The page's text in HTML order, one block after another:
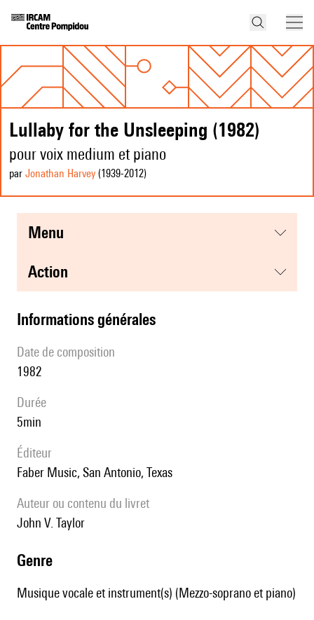
Lullaby for the Unsleeping (1982)
pour voix medium et piano
par Jonathan Harvey (1939-2012)
menu
action
informations générales
date de composition
1982
durée
5min
éditeur
Faber Music, San Antonio, Texas
Auteur ou contenu du livret
John V. Taylor
genre
Musique vocale et instrument(s) (Mezzo-soprano et piano)